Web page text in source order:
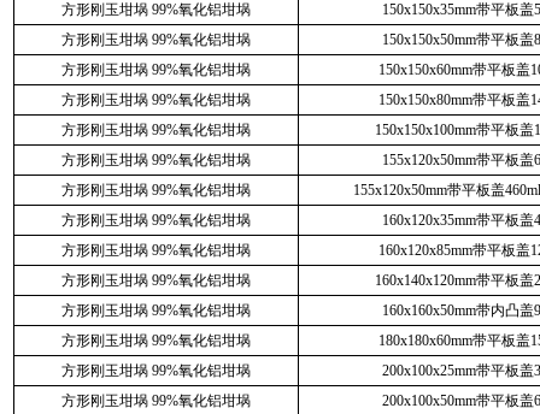
方形刚玉坩埚 99%氧化铝坩埚
150x150x35mm带平板盖
方形刚玉坩埚 99%氧化铝坩埚
150x150x50mm带平板盖
方形刚玉坩埚 99%氧化铝坩埚
150x150x60mm带平板盖
方形刚玉坩埚 99%氧化铝坩埚
150x150x80mm带平板盖
方形刚玉坩埚 99%氧化铝坩埚
150x150x100mm带平板盖
方形刚玉坩埚 99%氧化铝坩埚
155x120x50mm带平板盖
方形刚玉坩埚 99%氧化铝坩埚
155x120x50mm带平板盖
方形刚玉坩埚 99%氧化铝坩埚
160x120x35mm带平板盖
方形刚玉坩埚 99%氧化铝坩埚
160x120x85mm带平板盖
方形刚玉坩埚 99%氧化铝坩埚
160x140x120mm带平板盖
方形刚玉坩埚 99%氧化铝坩埚
160x160x50mm带内凸盖
方形刚玉坩埚 99%氧化铝坩埚
180x180x60mm带平板盖
方形刚玉坩埚 99%氧化铝坩埚
200x100x25mm带平板盖
方形刚玉坩埚 99%氧化铝坩埚
200x100x50mm带平板盖